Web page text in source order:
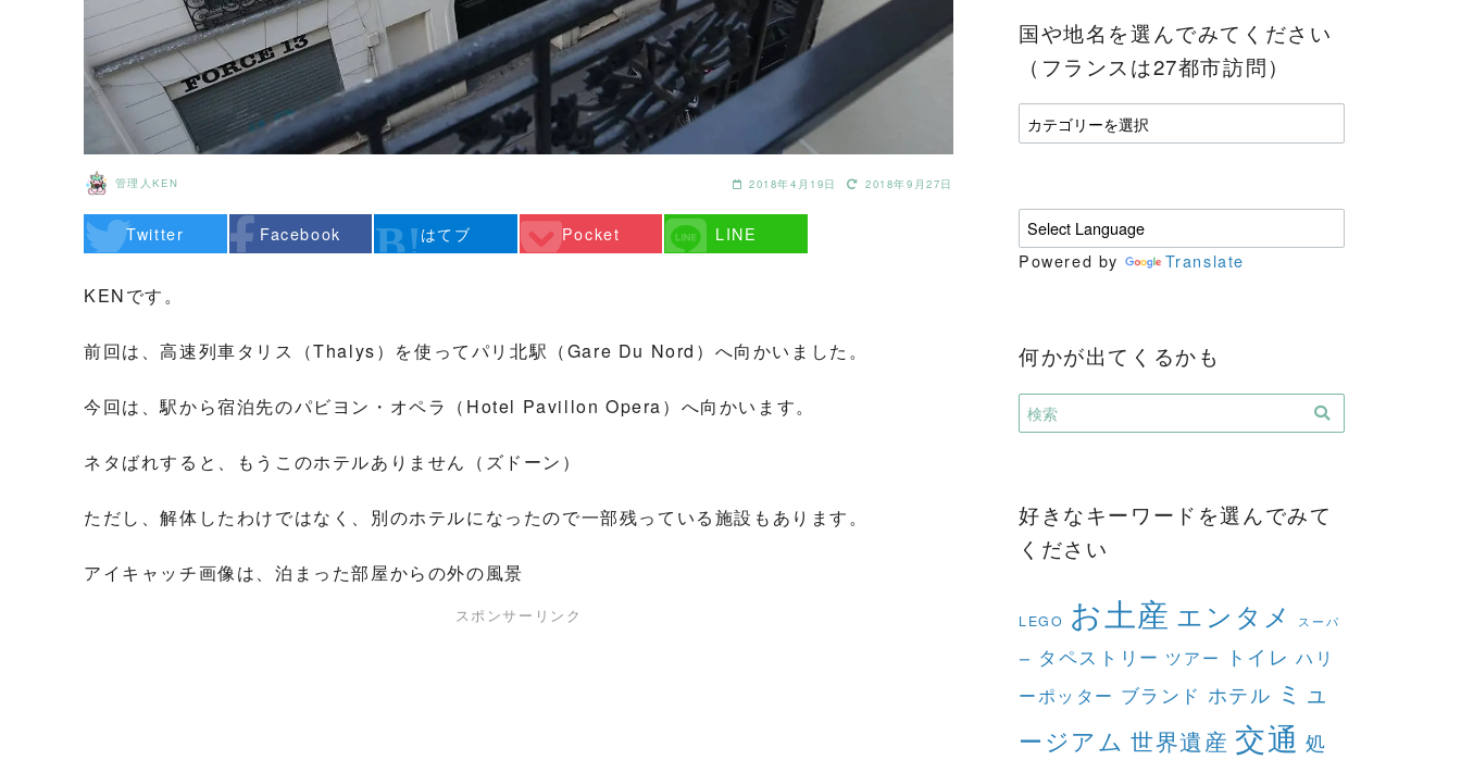
管理人KEN 2018年4月19日 2018年9月27日
Twitter Facebook はてブ Pocket LINE
KENです。
前回は、高速列車タリス（Thalys）を使ってパリ北駅（Gare Du Nord）へ向かいました。
今回は、駅から宿泊先のパビヨン・オペラ（Hotel Pavillon Opera）へ向かいます。
ネタばれすると、もうこのホテルありません（ズドーン）
ただし、解体したわけではなく、別のホテルになったので一部残っている施設もあります。
アイキャッチ画像は、泊まった部屋からの外の風景
スポンサーリンク
国や地名を選んでみてください
（フランスは27都市訪問）
国
や
を
選
ん
て
だ
さ
ラ
ン
ス
27
市
訪
Powered by Translate
何かが出てくるかも
好きなキーワードを選んでみて
ください
LEGO お土産 エンタメ スーパ
ー タペストリー ツアー トイレ ハリ
ーポッター ブランド ホテル ミュ
ージアム 世界遺産 交通 処